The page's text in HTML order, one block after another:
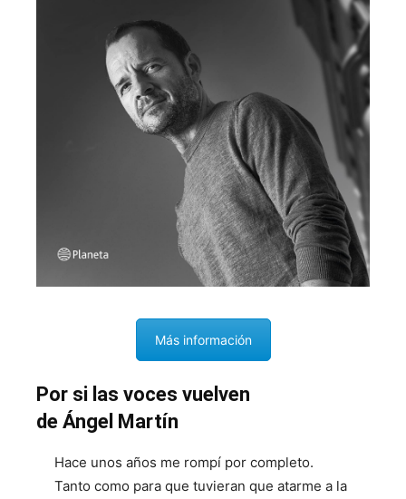
Más información
Por si las voces vuelven
de Ángel Martín
Hace unos años me rompí por completo.
Tanto como para que tuvieran que atarme a la